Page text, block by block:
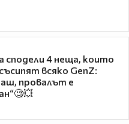
сподели 4 неща, които
всяко GenZ:
провалът е